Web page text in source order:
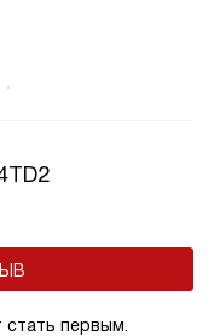
первым.